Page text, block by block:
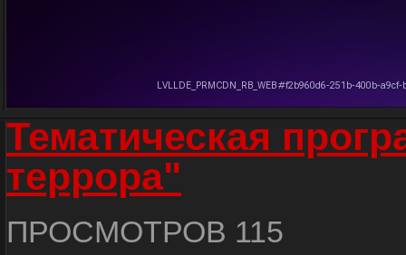
Тематическая
террора"
ПРОСМОТРОВ 115